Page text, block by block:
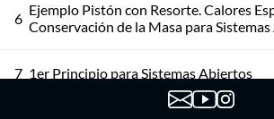
6 Ejemplo Pistón con Resorte. Calores
Conservación de la Masa para
7 1er Principio para Sistemas Abiertos